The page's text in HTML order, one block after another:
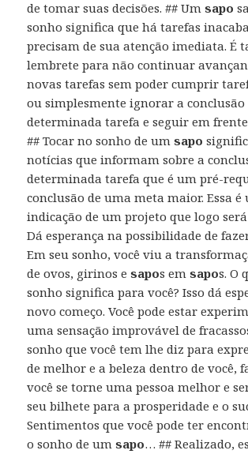
de tomar suas decisões. ## Umsapo
sonho significa que há tarefas
precisam de sua atenção imediata. É
lembrete para não continuar
novas tarefas sem poder cumprir
ou simplesmente ignorar a conclusão
determinada tarefa e seguir em
## Tocar no sonho de umsapo
notícias que informam sobre a
determinada tarefa que é um pré-
conclusão de uma meta maior. Essa é
indicação de um projeto que logo
Dá esperança na possibilidade de
Em seu sonho, você viu a
de ovos, girinos esapos emsapos. O
sonho significa para você? Isso dá
novo começo. Você pode estar
uma sensação improvável de
sonho que você tem lhe diz para
de melhor e a beleza dentro de você,
você se torne uma pessoa melhor e
seu bilhete para a prosperidade e o
Sentimentos que você pode ter
o sonho de umsapo… ## Realizado,